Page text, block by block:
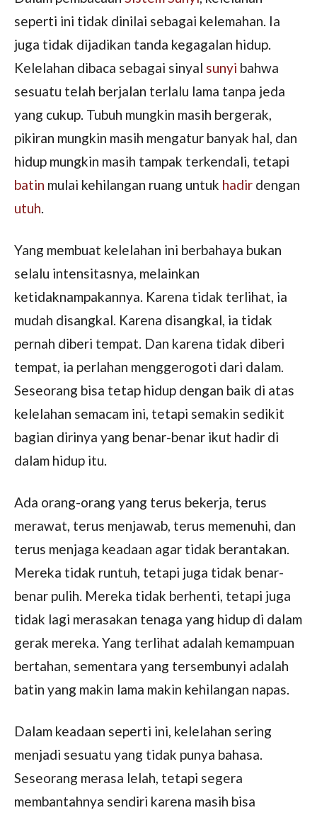
seperti ini tidak dinilai sebagai kelemahan. Ia
juga tidak dijadikan tanda kegagalan hidup.
Kelelahan dibaca sebagai sinyal sunyi bahwa
sesuatu telah berjalan terlalu lama tanpa jeda
yang cukup. Tubuh mungkin masih bergerak,
pikiran mungkin masih mengatur banyak hal, dan
hidup mungkin masih tampak terkendali, tetapi
batin mulai kehilangan ruang untuk hadir dengan
utuh.
Yang membuat kelelahan ini berbahaya bukan
selalu intensitasnya, melainkan
ketidaknampakannya. Karena tidak terlihat, ia
mudah disangkal. Karena disangkal, ia tidak
pernah diberi tempat. Dan karena tidak diberi
tempat, ia perlahan menggerogoti dari dalam.
Seseorang bisa tetap hidup dengan baik di atas
kelelahan semacam ini, tetapi semakin sedikit
bagian dirinya yang benar-benar ikut hadir di
dalam hidup itu.
Ada orang-orang yang terus bekerja, terus
merawat, terus menjawab, terus memenuhi, dan
terus menjaga keadaan agar tidak berantakan.
Mereka tidak runtuh, tetapi juga tidak benar-
benar pulih. Mereka tidak berhenti, tetapi juga
tidak lagi merasakan tenaga yang hidup di dalam
gerak mereka. Yang terlihat adalah kemampuan
bertahan, sementara yang tersembunyi adalah
batin yang makin lama makin kehilangan napas.
Dalam keadaan seperti ini, kelelahan sering
menjadi sesuatu yang tidak punya bahasa.
Seseorang merasa lelah, tetapi segera
membantahnya sendiri karena masih bisa